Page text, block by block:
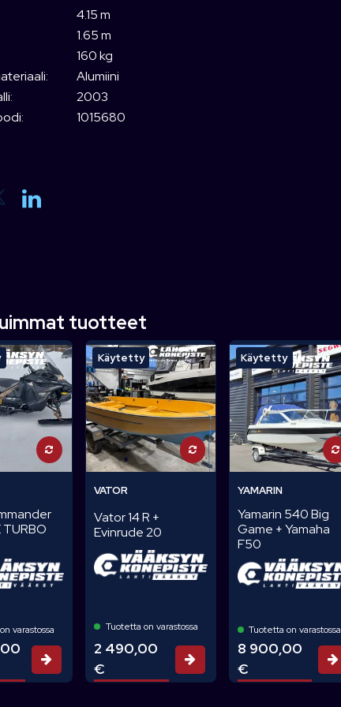
4.15 m
1.65 m
160 kg
Alumiini
2003
1015680
tuotteet
varastossa
Tarjouspyyntö
Käytetty
VATOR
Vator 14 R +
Evinrude 20
Tuotetta on varastossa
2 490,00
€
Tarjouspyyntö
Käytetty
YAMARIN
Yamarin 540 Big
Game + Yamaha
F50
Tuotetta on varastossa
8 900,00
€